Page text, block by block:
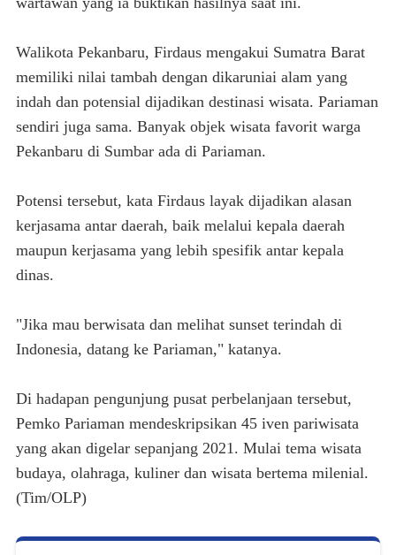
Walikota Pekanbaru, Firdaus mengakui Sumatra Barat
memiliki nilai tambah dengan dikaruniai alam yang
indah dan potensial dijadikan destinasi wisata. Pariaman
sendiri juga sama. Banyak objek wisata favorit warga
Pekanbaru di Sumbar ada di Pariaman.
Potensi tersebut, kata Firdaus layak dijadikan alasan
kerjasama antar daerah, baik melalui kepala daerah
maupun kerjasama yang lebih spesifik antar kepala
dinas.
"Jika mau berwisata dan melihat sunset terindah di
Indonesia, datang ke Pariaman," katanya.
Di hadapan pengunjung pusat perbelanjaan tersebut,
Pemko Pariaman mendeskripsikan 45 iven pariwisata
yang akan digelar sepanjang 2021. Mulai tema wisata
budaya, olahraga, kuliner dan wisata bertema milenial.
(Tim/OLP)